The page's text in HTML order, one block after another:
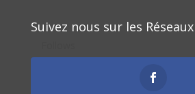
Suivez nous sur les